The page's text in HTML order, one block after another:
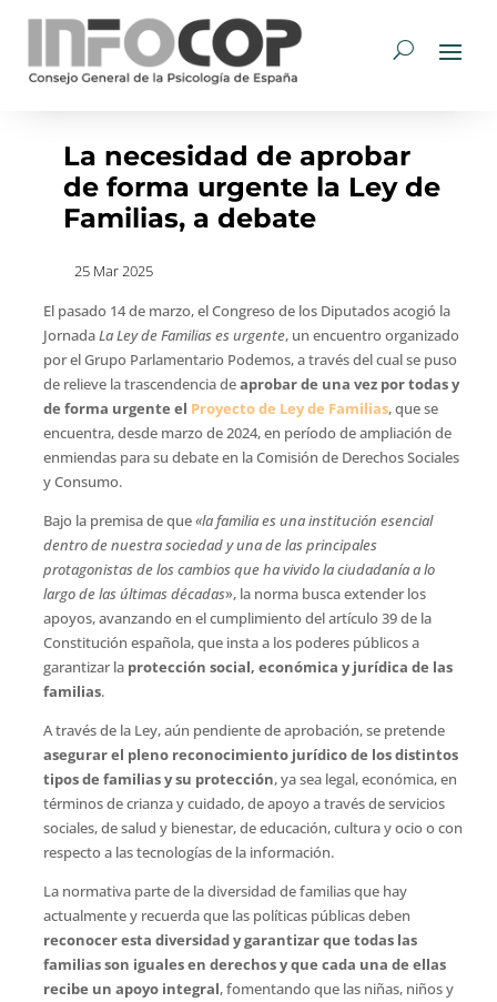
La necesidad de aprobar
de forma urgente la Ley de
Familias, a debate
25 Mar 2025
El pasado 14 de marzo, el Congreso de los Diputados acogió la
JornadaLa Ley de Familias es urgente, un encuentro organizado
por el Grupo Parlamentario Podemos, a través del cual se puso
de relieve la trascendencia deaprobar de una vez por todas y
de forma urgente el Proyecto de Ley de Familias, que se
encuentra, desde marzo de 2024, en período de ampliación de
enmiendas para su debate en la Comisión de Derechos Sociales
y Consumo.
Bajo la premisa de que«la familia es una institución esencial
dentro de nuestra sociedad y una de las principales
protagonistas de los cambios que ha vivido la ciudadanía a lo
largo de las últimas décadas», la norma busca extender los
apoyos, avanzando en el cumplimiento del artículo 39 de la
Constitución española, que insta a los poderes públicos a
garantizar la protección social, económica y jurídica de las
familias.
A través de la Ley, aún pendiente de aprobación, se pretende
asegurar el pleno reconocimiento jurídico de los distintos
tipos de familias y su protección, ya sea legal, económica, en
términos de crianza y cuidado, de apoyo a través de servicios
sociales, de salud y bienestar, de educación, cultura y ocio o con
respecto a las tecnologías de la información.
La normativa parte de la diversidad de familias que hay
actualmente y recuerda que las políticas públicas deben
reconocer esta diversidad ygarantizar que todas las
familias son iguales en derechos y que cada una de ellas
recibe un apoyo integral, fomentando que las niñas, niños y